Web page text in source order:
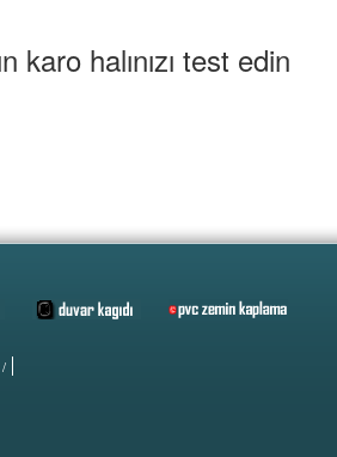
karo halınızı test edin